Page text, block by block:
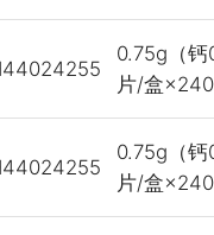
0.75g（
片/盒
0.75g（
片/盒